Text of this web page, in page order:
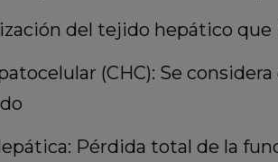
del tejido hepático
(CHC): Se
Pérdida total de la